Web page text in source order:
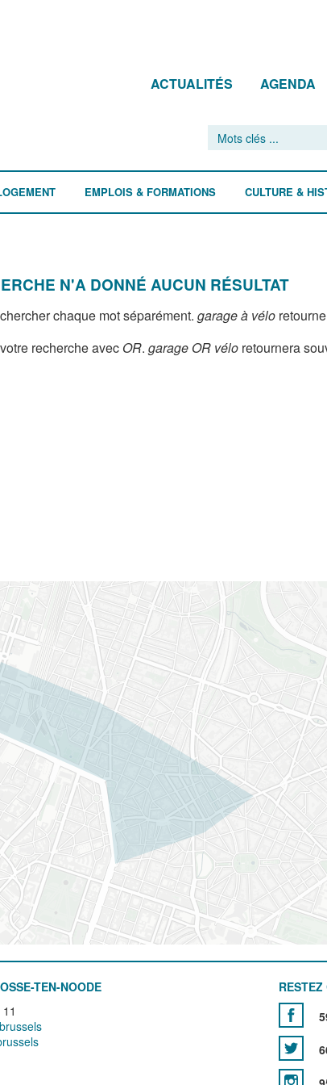
ACTUALITÉS AGENDA
EMPLOIS & FORMATIONS CULTURE &
N'A DONNÉ AUCUN RÉSULTAT
chaque mot séparément. garage à vélo
recherche avec OR. garage OR véloretournera
TEN-NOODE
RESTEZ